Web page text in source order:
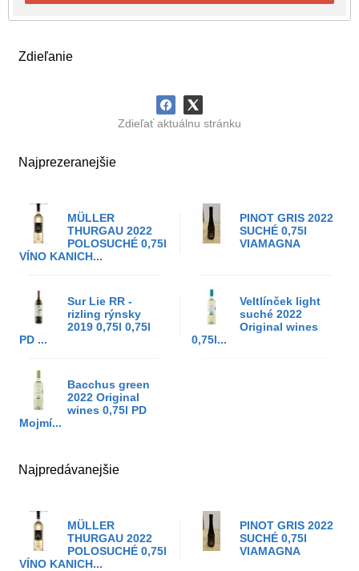
Zdieľanie
Zdieľať aktuálnu stránku
Najprezeranejšie
MÜLLER
THURGAU 2022
POLOSUCHÉ 0,75l
VÍNO KANICH...
PINOT GRIS 2022
SUCHÉ 0,75l
VIAMAGNA
Sur Lie RR -
rizling rýnsky
2019 0,75l 0,75l
PD ...
Veltlínček light
suché 2022
Original wines
0,75l...
Bacchus green
2022 Original
wines 0,75l PD
Mojmí...
Najpredávanejšie
MÜLLER
THURGAU 2022
POLOSUCHÉ 0,75l
VÍNO KANICH...
PINOT GRIS 2022
SUCHÉ 0,75l
VIAMAGNA